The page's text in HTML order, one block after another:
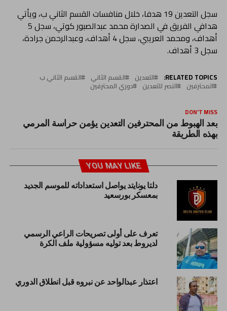
سجل التعدين 19 هدفا، خلال منافسات القسم الثاني ب، ويأتي
هدافي الفريق في الصدارة محمد عبدالصبور كوتي، سجل 5
أهداف، ومحمد العريبي، سجل 4 أهداف، وعبدالرحمن جرادة،
سجل 3 أهداف.
RELATED TOPICS: التعدين القسم الثاني القسم الثاني ب
المحترفين النصر للتعدين دوري المحترفين
DON'T MISS
بعد الهبوط من المحترفين التعدين يؤمن حراسة المرمي
بهذه الطريقة
YOU MAY LIKE
دلتا يونايتد يواصل استعداداته للموسم الجديد
بمعسكر بورسعيد
تعرف على أولى تصريحات الراعي الرسمي
لديروط بعد توليه مسؤولية ملف الكرة
اعتذار عبدالواحد عن نبروه قبل انطلاق الدوري